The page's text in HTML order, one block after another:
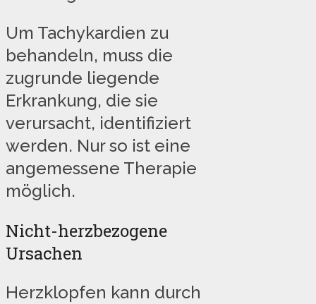
Um Tachykardien zu
behandeln, muss die
zugrunde liegende
Erkrankung, die sie
verursacht, identifiziert
werden. Nur so ist eine
angemessene Therapie
möglich.
Nicht-herzbezogene
Ursachen
Herzklopfen kann durch